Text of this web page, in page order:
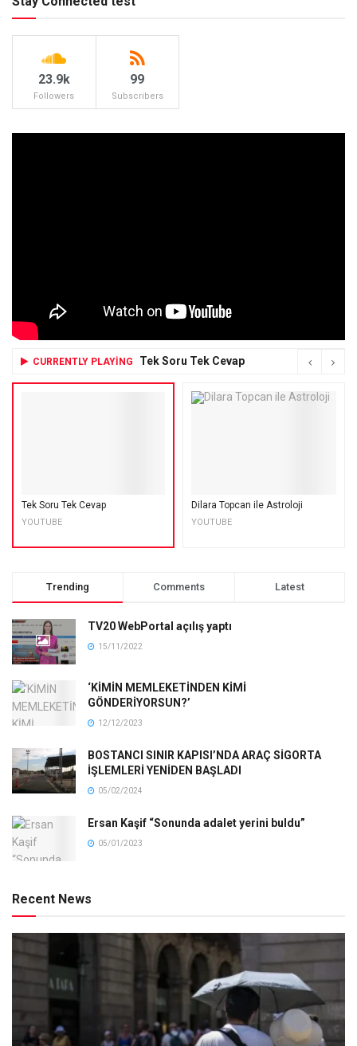
23.9k
Followers
99
Subscribers
CURRENTLY PLAYING Tek Soru Tek Cevap
Tek Soru Tek Cevap
YOUTUBE
Dilara Topcan ile Astroloji
YOUTUBE
Trending Comments Latest
TV20 WebPortal açılış yaptı
15/11/2022
‘KİMİN MEMLEKETİNDEN KİMİ
GÖNDERİYORSUN?’
12/12/2023
BOSTANCI SINIR KAPISI’NDA ARAÇ SİGORTA
İŞLEMLERİ YENİDEN BAŞLADI
05/02/2024
Ersan Kaşif “Sonunda adalet yerini buldu”
05/01/2023
Recent News